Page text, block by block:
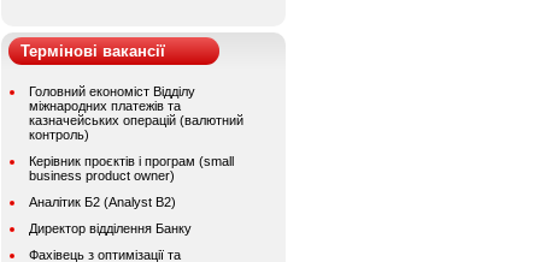
Термінові вакансії
Головний економіст Відділу
міжнародних платежів та
казначейських операцій (валютний
контроль)
Керівник проєктів і програм (small
business product owner)
Аналітик Б2 (Analyst B2)
Директор відділення Банку
Фахівець з оптимізації та